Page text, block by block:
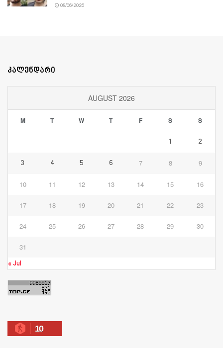
08/06/2026
კალენდარი
AUGUST 2026
M T W T F S S
1 2
3 4 5 6 7 8 9
10 11 12 13 14 15 16
17 18 19 20 21 22 23
24 25 26 27 28 29 30
31
« Jul
10